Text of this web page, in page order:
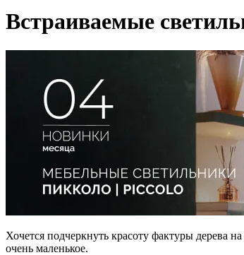
Встраиваемые
Хочется подчеркнуть красоту фактуры дерева
очень маленькое.